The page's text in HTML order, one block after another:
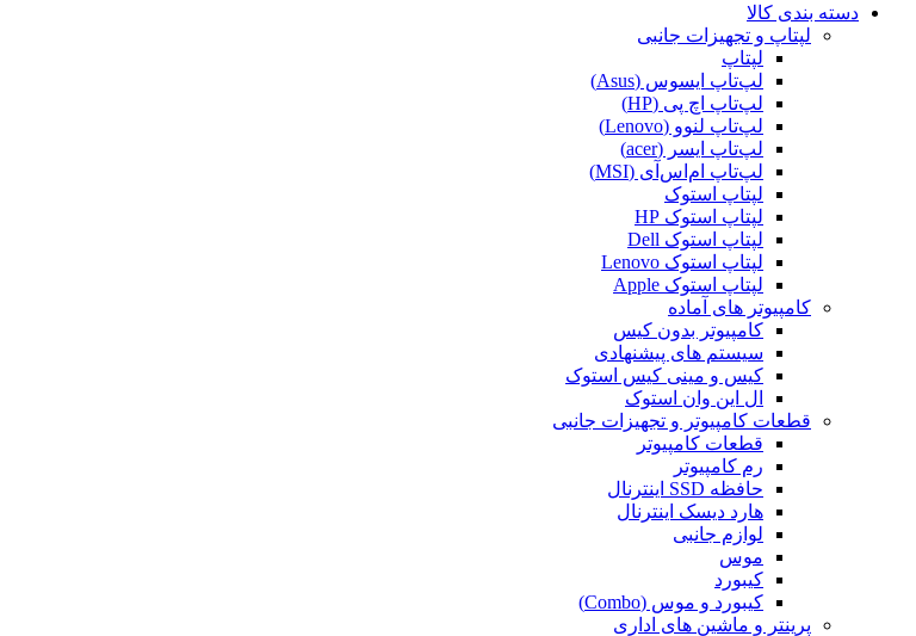
دسته بندی کالا
لپتاپ و تجهیزات جانبی
لپتاپ
لپ‌تاپ ایسوس (Asus)
لپ‌تاپ اچ پی (HP)
لپ‌تاپ لنوو (Lenovo)
لپ‌تاپ ایسر (acer)
لپ‌تاپ ام‌اس‌آی (MSI)
لپتاپ استوک
لپتاپ استوک HP
لپتاپ استوک Dell
لپتاپ استوک Lenovo
لپتاپ استوک Apple
کامپیوتر های آماده
کامپیوتر بدون کیس
سیستم های پیشنهادی
کیس و مینی کیس استوک
ال این وان استوک
قطعات کامپیوتر و تجهیزات جانبی
قطعات کامپیوتر
رم کامپیوتر
حافظه SSD اینترنال
هارد دیسک اینترنال
لوازم جانبی
موس
کیبورد
کیبورد و موس (Combo)
پرینتر و ماشین های اداری